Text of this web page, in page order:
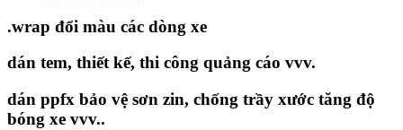
.wrap đổi màu các dòng xe
dán tem, thiết kế, thi công quảng cáo vvv.
dán ppfx bảo vệ sơn zin, chống trầy xước tăng độ
bóng xe vvv..